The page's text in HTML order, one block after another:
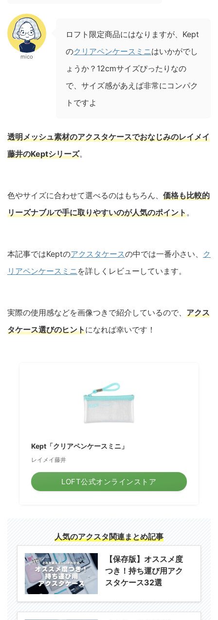
mico
ロフト限定商品にはなりますが、Kept
のクリアペンケースミニはいかがでし
ょうか？12cmサイズぴったりなの
で、サイズ感があえば非常にコンパク
トですよ
透明メッシュ素材のアクスタケースでおなじみのレイメイ
藤井のKeptシリーズ。
色やサイズに合わせて選べるのはもちろん、 価格も比較的
リーズナブルで手に取りやすいのが人気のポイント。
本記事ではKeptのアクスタケースの中では一番小さい、 ク
リアペンケースミニを詳しくレビューしています。
実際の使用感などを画像つきで紹介しているので、 アクス
タケース選びのヒントになれば幸いです！
Kept「クリアペンケースミニ」
レイメイ藤井
LOFT公式オンラインストア
人気のアクスタ関連まとめ記事
【保存版】オススメ度
つき！持ち運び用アク
スタケース32選